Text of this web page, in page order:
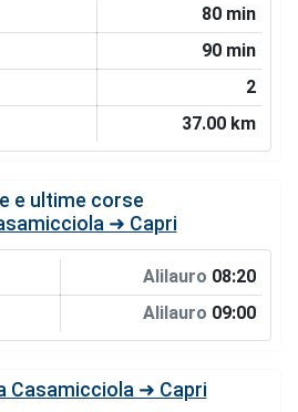
80 min
90 min
2
37.00 km
e ultime corse
➜ Capri
Alilauro 08:20
Alilauro 09:00
Casamicciola ➜ Capri